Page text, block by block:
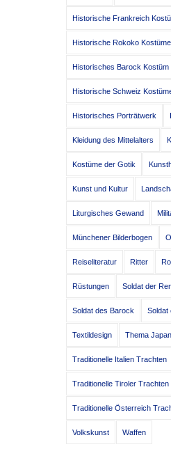
Historische Frankreich
Historische Rokoko Kostüme
Historisches Barock Kostüm
Historische Schweiz
Historisches Porträtwerk
Kleidung des Mittelalters
Kostüme der Gotik
Kunst und Kultur
Liturgisches Gewand
Münchener Bilderbogen
Reiseliteratur Ritter
Rüstungen Soldat der
Soldat des Barock Soldat
Textildesign Thema Japan
Traditionelle Italien Trachten
Traditionelle Tiroler Trachten
Traditionelle Österreich
Volkskunst Waffen